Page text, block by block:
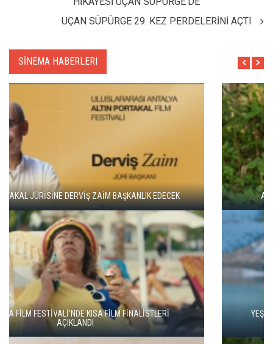
UÇAN SÜPÜRGE 29. KEZ PERDELERİNİ AÇTI
SİNEMA HABERLERI
ADANA ALTIN KOZA'DA JÜRİ BAŞKANI ZUHAL OLCAY
YEŞİM USTAOĞLU'NUN "ARTAKALAN"I SAN SEBASTIÁN'DA
DÜNYA PRÖMİYERİNİ YAPACAK